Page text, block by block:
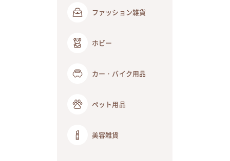
ファッション雑貨
ホビー
カー・バイク用品
ペット用品
美容雑貨